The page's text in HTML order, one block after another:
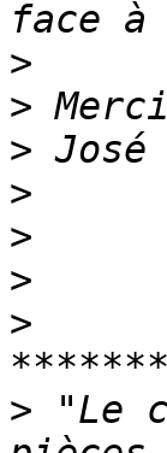
>
>
>
>
>
>
>
> "Le